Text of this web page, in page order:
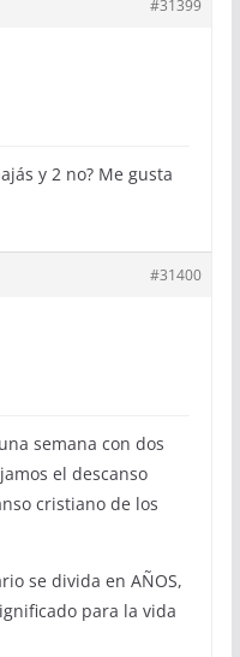
#31399
y 2 no? Me gusta
#31400
semana con dos
el descanso
cristiano de los
se divida en AÑOS,
para la vida